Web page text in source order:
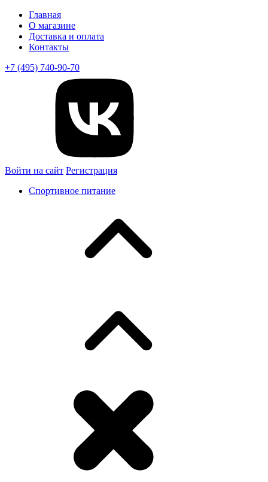
Главная
О магазине
Доставка и оплата
Контакты
+7 (495) 740-90-70
Войти на сайт Регистрация
Спортивное питание